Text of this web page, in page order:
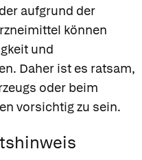
aufgrund der
können
und
Daher ist es ratsam,
oder beim
vorsichtig zu sein.